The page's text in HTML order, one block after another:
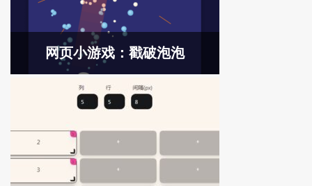
网页小游戏：戳破泡泡